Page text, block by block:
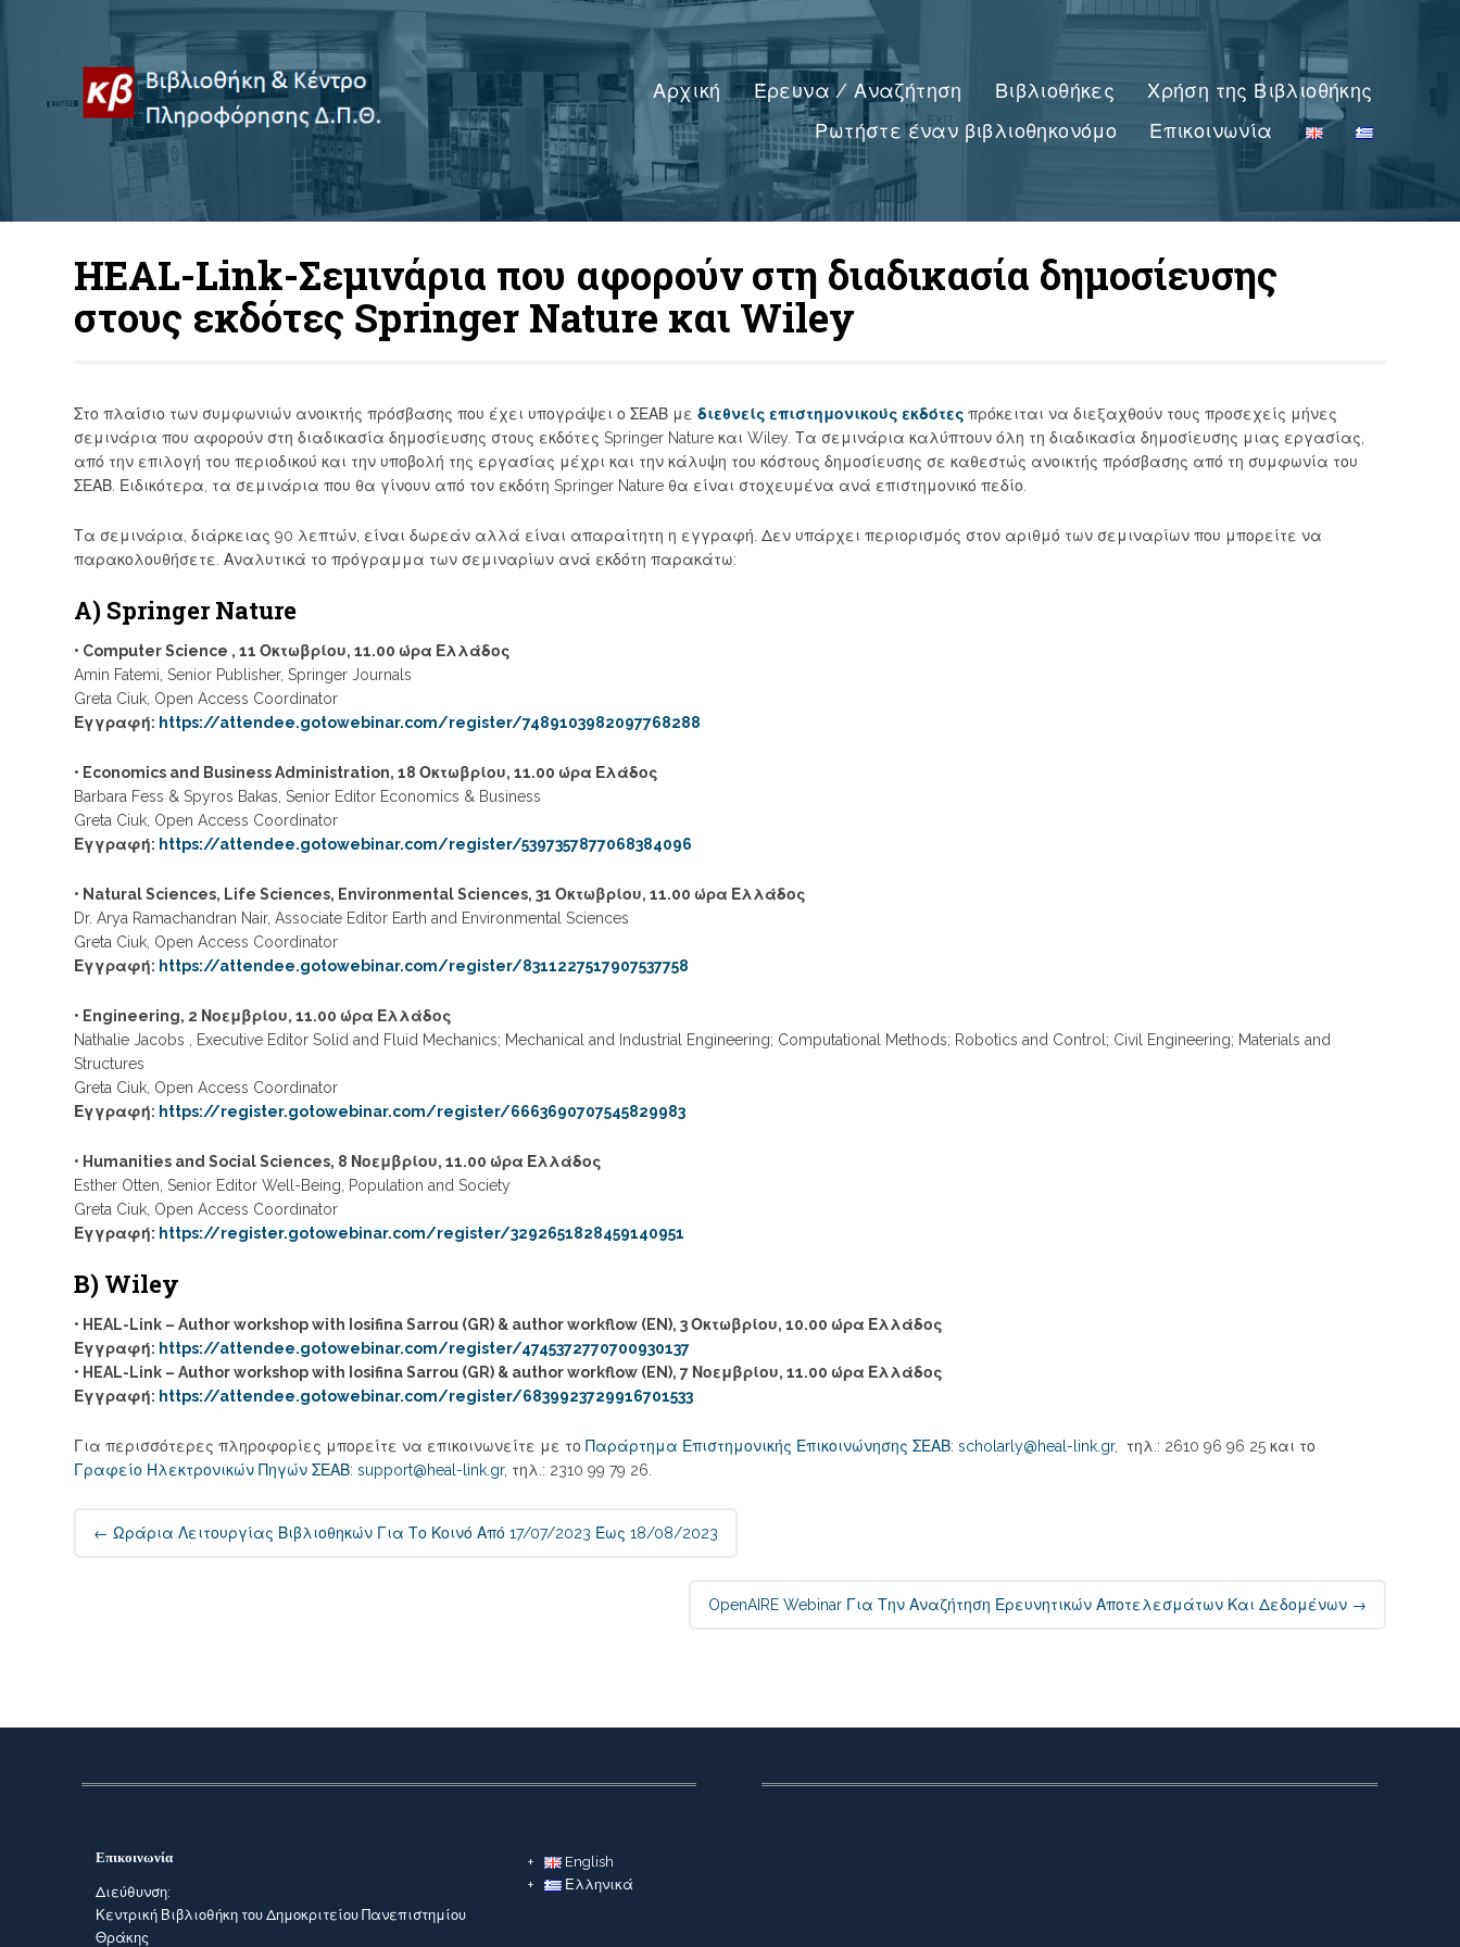
Αρχική Έρευνα / Αναζήτηση Βιβλιοθήκες
Χρήση της Βιβλιοθήκης
Ρωτήστε έναν βιβλιοθηκονόμο
Επικοινωνία
HEAL-Link-Σεμινάρια που αφορούν στη διαδικασία δημοσίευσης
στους εκδότες Springer Nature και Wiley
Στο πλαίσιο των συμφωνιών ανοικτής πρόσβασης που έχει υπογράψει ο ΣΕΑΒ μεδιεθνείς επιστημονικούς εκδότες πρόκειται να διεξαχθούν τους προσεχείς μήνες
σεμινάρια που αφορούν στη διαδικασία δημοσίευσης στους εκδότες Springer Nature και Wiley. Τα σεμινάρια καλύπτουν όλη τη διαδικασία δημοσίευσης μιας εργασίας,
από την επιλογή του περιοδικού και την υποβολή της εργασίας μέχρι και την κάλυψη του κόστους δημοσίευσης σε καθεστώς ανοικτής πρόσβασης από τη συμφωνία του
ΣΕΑΒ. Ειδικότερα, τα σεμινάρια που θα γίνουν από τον εκδότη Springer Nature θα είναι στοχευμένα ανά επιστημονικό πεδίο.
Τα σεμινάρια, διάρκειας 90 λεπτών, είναι δωρεάν αλλά είναι απαραίτητη η εγγραφή. Δεν υπάρχει περιορισμός στον αριθμό των σεμιναρίων που μπορείτε να
παρακολουθήσετε. Αναλυτικά το πρόγραμμα των σεμιναρίων ανά εκδότη παρακάτω:
Α) Springer Nature
• Computer Science , 11 Οκτωβρίου, 11.00 ώρα Ελλάδος
Amin Fatemi, Senior Publisher, Springer Journals
Greta Ciuk, Open Access Coordinator
Εγγραφή: https://attendee.gotowebinar.com/register/7489103982097768288
• Economics and Business Administration, 18 Οκτωβρίου, 11.00 ώρα Ελάδος
Barbara Fess & Spyros Bakas, Senior Editor Economics & Business
Greta Ciuk, Open Access Coordinator
Εγγραφή: https://attendee.gotowebinar.com/register/5397357877068384096
• Natural Sciences, Life Sciences, Environmental Sciences, 31 Οκτωβρίου, 11.00 ώρα Ελλάδος
Dr. Arya Ramachandran Nair, Associate Editor Earth and Environmental Sciences
Greta Ciuk, Open Access Coordinator
Εγγραφή: https://attendee.gotowebinar.com/register/8311227517907537758
• Engineering, 2 Νοεμβρίου, 11.00 ώρα Ελλάδος
Nathalie Jacobs , Executive Editor Solid and Fluid Mechanics; Mechanical and Industrial Engineering; Computational Methods; Robotics and Control; Civil Engineering; Materials and
Structures
Greta Ciuk, Open Access Coordinator
Εγγραφή: https://register.gotowebinar.com/register/6663690707545829983
• Humanities and Social Sciences, 8 Νοεμβρίου, 11.00 ώρα Ελλάδος
Esther Otten, Senior Editor Well-Being, Population and Society
Greta Ciuk, Open Access Coordinator
Εγγραφή: https://register.gotowebinar.com/register/3292651828459140951
B) Wiley
• HEAL-Link – Author workshop with Iosifina Sarrou (GR) & author workflow (EN), 3 Οκτωβρίου, 10.00 ώρα Ελλάδος
Εγγραφή: https://attendee.gotowebinar.com/register/4745372770700930137
• HEAL-Link – Author workshop with Iosifina Sarrou (GR) & author workflow (EN), 7 Νοεμβρίου, 11.00 ώρα Ελλάδος
Εγγραφή: https://attendee.gotowebinar.com/register/6839923729916701533
Για περισσότερες πληροφορίες μπορείτε να επικοινωνείτε με το Παράρτημα Επιστημονικής Επικοινώνησης ΣΕΑΒ:scholarly@heal-link.gr, τηλ.: 2610 96 96 25 και το
Γραφείο Ηλεκτρονικών Πηγών ΣΕΑΒ:support@heal-link.gr, τηλ.: 2310 99 79 26.
Post navigation
← Ωράρια Λειτουργίας Βιβλιοθηκών Για Το Κοινό Από 17/07/2023 Έως 18/08/2023
OpenAIRE Webinar Για Την Αναζήτηση Ερευνητικών Αποτελεσμάτων Και Δεδομένων →
Επικοινωνία
Διεύθυνση:
Κεντρική Βιβλιοθήκη του Δημοκριτείου Πανεπιστημίου
Θράκης
English
Ελληνικά